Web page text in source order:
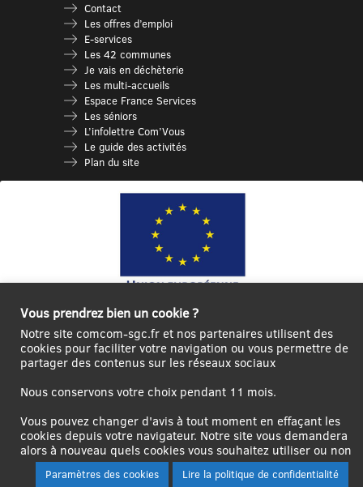
Contact
Les offres d’emploi
E-services
Les 42 communes
Je vais en déchèterie
Les multi-accueils
Espace France Services
Les séniors
L’infolettre Com’Vous
Le guide des activités
Plan du site
Ce site internet a été cofinancé par l’Union européenne avec le Fonds
Européen de Développement Régional à hauteur de 12 572€
déconnecter
Créer un
utilisateur
Contact
Plan
site
Vous prendrez bien un cookie ?
Notre site comcom-sgc.fr et nos partenaires utilisent des
cookies pour faciliter votre navigation ou vous permettre de
partager des contenus sur les réseaux sociaux
Nous conservons votre choix pendant 11 mois.
Vous pouvez changer d'avis à tout moment en effaçant les
cookies depuis votre navigateur. Notre site vous demandera
alors à nouveau quels cookies vous souhaitez utiliser ou non
Paramètres des cookies Lire la politique de confidentialité